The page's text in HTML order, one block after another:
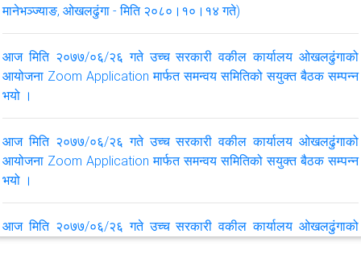
मानेभञ्ज्याङ, ओखलढुंगा - मिति २०८०।१०।१४ गते)
आज मिति २०७७/०६/२६ गते उच्च सरकारी वकील कार्यालय ओखलढुंगाको
आयोजना Zoom Application मार्फत समन्वय समितिको सयुक्त बैठक सम्पन्न
भयो ।
आज मिति २०७७/०६/२६ गते उच्च सरकारी वकील कार्यालय ओखलढुंगाको
आयोजना Zoom Application मार्फत समन्वय समितिको सयुक्त बैठक सम्पन्न
भयो ।
आज मिति २०७७/०६/२६ गते उच्च सरकारी वकील कार्यालय ओखलढुंगाको